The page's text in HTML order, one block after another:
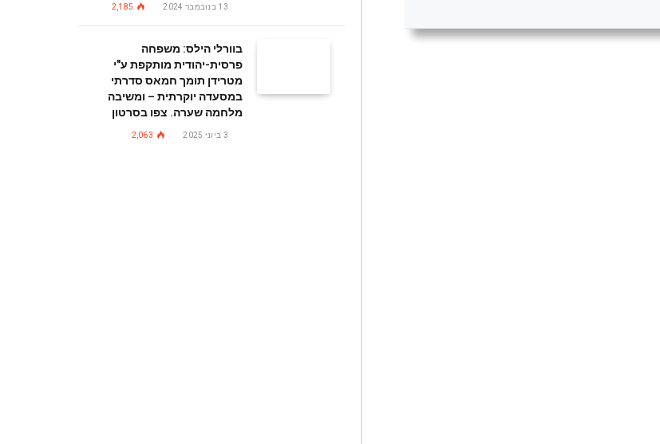
13 בנובמבר 2024 2,185
בוורלי הילס: משפחה
פרסית-יהודית מותקפת ע"י
מטרידן תומך חמאס סדרתי
במסעדה יוקרתית – ומשיבה
מלחמה שערה. צפו בסרטון
3 ביוני 2025 2,063